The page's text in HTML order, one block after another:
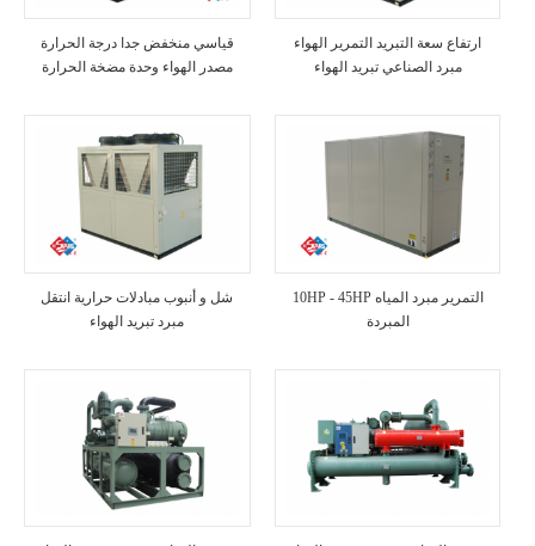
قياسي منخفض جدا درجة الحرارة
مصدر الهواء وحدة مضخة الحرارة
ارتفاع سعة التبريد التمرير الهواء
مبرد الصناعي تبريد الهواء
شل و أنبوب مبادلات حرارية انتقل
مبرد تبريد الهواء
10HP - 45HP التمرير مبرد المياه
المبردة